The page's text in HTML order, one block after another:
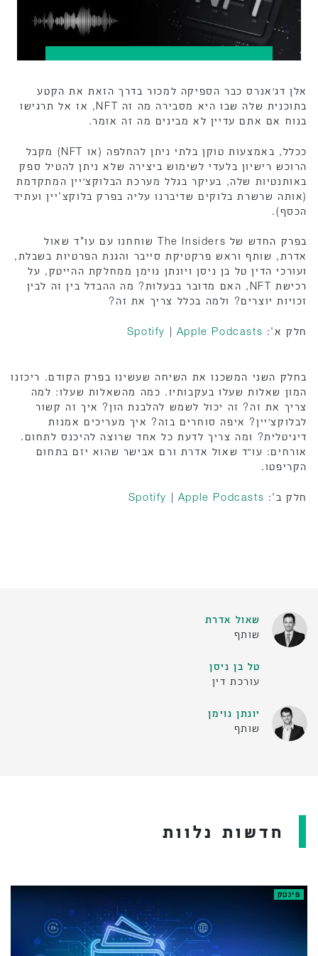
אלן דג׳אנרס כבר הספיקה למכור בדרך הזאת את הקטע
בתוכנית שלה שבו היא מסבירה מה זה NFT, אז אל תרגישו
בנוח אם אתם עדיין לא מבינים מה זה אומר.
ככלל, באמצעות טוקן בלתי ניתן להחלפה (או NFT) מקבל
הרוכש רישיון בלעדי לשימוש ביצירה שלא ניתן להטיל ספק
באותנטיות שלה, בעיקר בגלל מערכת הבלוקצ׳יין המתקדמת
(אותה שרשרת בלוקים שדיברנו עליה בפרק בלוקצ'יין ועתיד
הכסף).
בפרק החדש של The Insiders שוחחנו עם עו"ד שאול
אדרת, שותף וראש פרקטיקת סייבר והגנת הפרטיות בשבלת,
ועורכי הדין טל בן ניסן ויונתן נוימן ממחלקת ההייטק, על
רכישת NFT, האם מדובר בבעלות? מה ההבדל בין זה לבין
זכויות יוצרים? ולמה בכלל צריך את זה?
חלק א': Spotify | Apple Podcasts
בחלק השני המשכנו את השיחה שעשינו בפרק הקודם. ריכזנו
המון שאלות שעלו בעקבותיו. כמה מהשאלות שעלו: למה
צריך את זה? זה יכול לשמש להלבנת הון? איך זה קשור
לבלוקצ׳יין? איפה סוחרים בזה? איך מעריכים אמנות
דיגיטלית? ומה צריך לדעת כל אחד שרוצה להיכנס לתחום.
אורחים: עו״ד שאול אדרת ורם אבישר שהוא יזם בתחום
הקריפטו.
חלק ב': Spotify | Apple Podcasts
שאול אדרת
שותף
טל בן ניסן
עורכת דין
יונתן נוימן
שותף
חדשות נלוות
פינטק